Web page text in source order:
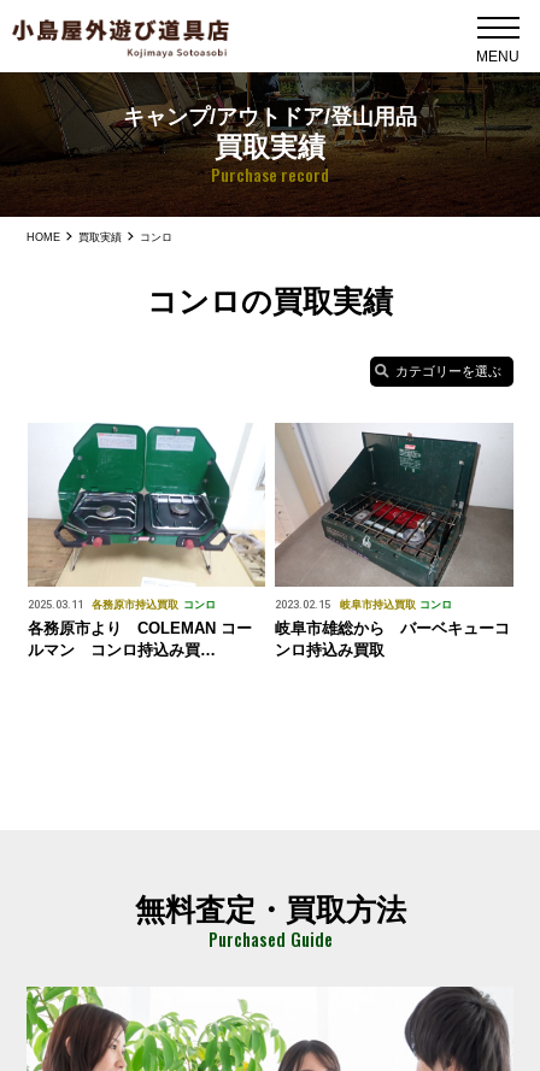
キャンプ/アウトドア/登山用品
買取実績
Purchase record
HOME 買取実績 コンロ
コンロの買取実績
カテゴリーを選ぶ
2025.03.11 各務原市持込買取 コンロ
各務原市より COLEMAN コー
ルマン コンロ持込み買
2023.02.15 岐阜市持込買取 コンロ
岐阜市雄総から バーベキューコ
ンロ持込み買取
無料査定・買取方法
Purchased Guide